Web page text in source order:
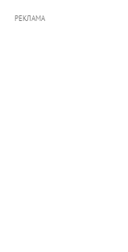
РЕКЛАМА